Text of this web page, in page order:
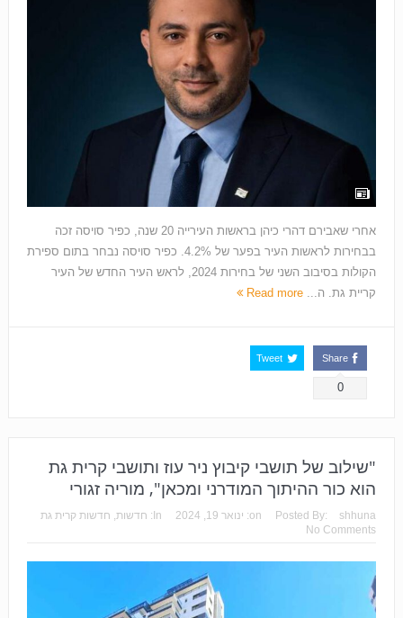
אחרי שאבירם דהרי כיהן בראשות העירייה 20 שנה, כפיר סויסה זכה
בבחירות לראשות העיר בפער של 4.2%. כפיר סויסה נבחר בתום ספירת
הקולות בסיבוב השני של בחירות 2024, לראש העיר החדש של העיר
קריית גת. ה... Read more
Share
0
Tweet
"שילוב של תושבי קיבוץ ניר עוז ותושבי קרית גת
הוא כור ההיתוך המודרני ומכאן", מוריה זגורי
Posted By: shhuna
on: ינואר 19, 2024 In: חדשות, חדשות קרית גת
No Comments